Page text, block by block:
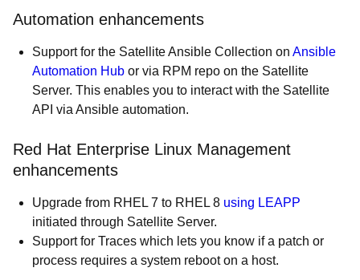
Automation enhancements
Support for the Satellite Ansible Collection on Ansible
Automation Hub or via RPM repo on the Satellite
Server. This enables you to interact with the Satellite
API via Ansible automation.
Red Hat Enterprise Linux Management
enhancements
Upgrade from RHEL 7 to RHEL 8 using LEAPP
initiated through Satellite Server.
Support for Traces which lets you know if a patch or
process requires a system reboot on a host.